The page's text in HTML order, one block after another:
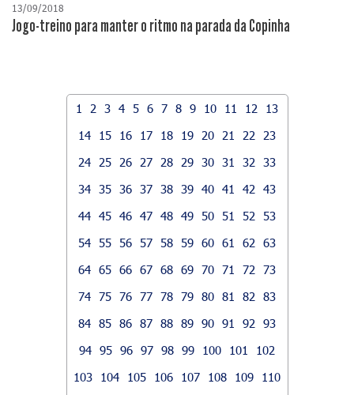
13/09/2018
Jogo-treino para manter o ritmo na parada da Copinha
1 2 3 4 5 6 7 8 9 10 11 12
13
14
15 16 17 18 19 20 21 22
23
24
25 26 27 28 29 30 31 32
33
34 35 36 37 38 39 40 41 42
43
44 45 46 47 48 49 50 51 52
53
54 55 56 57 58 59 60 61 62
63
64 65 66 67 68 69 70 71 72
73
74 75 76 77 78 79 80 81 82
83
84 85 86 87 88 89 90 91 92
93
94 95 96 97 98 99 100 101
102
103
104 105 106 107 108 109
110